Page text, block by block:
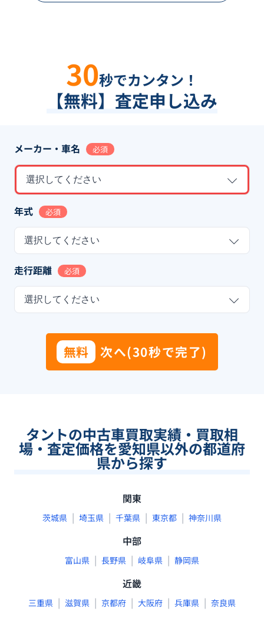
30秒でカンタン！
【無料】査定申し込み
メーカー・車名 必須
選択してください
年式 必須
選択してください
走行距離 必須
選択してください
無料 次へ(30秒で完了)
タントの中古車買取実績・買取相
場・査定価格を愛知県以外の都道府
県から探す
関東
茨城県 | 埼玉県 | 千葉県 | 東京都 | 神奈川県
中部
富山県 | 長野県 | 岐阜県 | 静岡県
近畿
三重県 | 滋賀県 | 京都府 | 大阪府 | 兵庫県 | 奈良県